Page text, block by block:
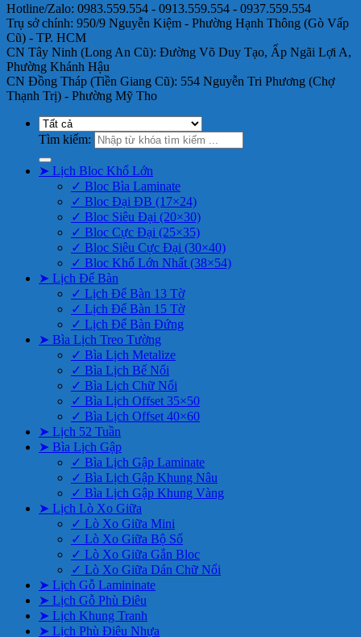
Hotline/Zalo: 0983.559.554 - 0913.559.554 - 0937.559.554
Trụ sở chính: 950/9 Nguyễn Kiệm - Phường Hạnh Thông (Gò Vấp
Cũ) - TP. HCM
CN Tây Ninh (Long An Cũ): Đường Võ Duy Tạo, Ấp Ngãi Lợi A,
Phường Khánh Hậu
CN Đồng Tháp (Tiền Giang Cũ): 554 Nguyễn Tri Phương (Chợ
Thạnh Trị) - Phường Mỹ Tho
Tìm kiếm:
➤ Lịch Bloc Khổ Lớn
✓ Bloc Bìa Laminate
✓ Bloc Đại ĐB (17×24)
✓ Bloc Siêu Đại (20×30)
✓ Bloc Cực Đại (25×35)
✓ Bloc Siêu Cực Đại (30×40)
✓ Bloc Khổ Lớn Nhất (38×54)
➤ Lịch Để Bàn
✓ Lịch Để Bàn 13 Tờ
✓ Lịch Để Bàn 15 Tờ
✓ Lịch Để Bàn Đứng
➤ Bìa Lịch Treo Tường
✓ Bìa Lịch Metalize
✓ Bìa Lịch Bế Nổi
✓ Bìa Lịch Chữ Nổi
✓ Bìa Lịch Offset 35×50
✓ Bìa Lịch Offset 40×60
➤ Lịch 52 Tuần
➤ Bìa Lịch Gập
✓ Bìa Lịch Gập Laminate
✓ Bìa Lịch Gập Khung Nâu
✓ Bìa Lịch Gập Khung Vàng
➤ Lịch Lò Xo Giữa
✓ Lò Xo Giữa Mini
✓ Lò Xo Giữa Bộ Số
✓ Lò Xo Giữa Gắn Bloc
✓ Lò Xo Giữa Dán Chữ Nổi
➤ Lịch Gỗ Lamininate
➤ Lịch Gỗ Phù Điêu
➤ Lịch Khung Tranh
➤ Lịch Phù Điêu Nhựa